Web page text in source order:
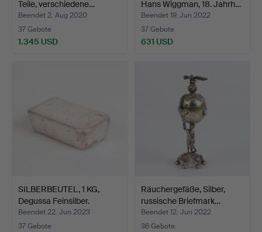
Teile, verschiedene…
Beendet 2. Aug 2020
37 Gebote
1.345 USD
Hans Wiggman, 18. Jahrh…
Beendet 19. Jun 2022
37 Gebote
631 USD
SILBERBEUTEL, 1 KG,
Degussa Feinsilber.
Beendet 22. Jun 2023
37 Gebote
Räuchergefäße, Silber,
russische Briefmark…
Beendet 12. Jun 2022
36 Gebote